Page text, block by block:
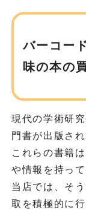
バーコー
味の本の
現代の学術研
門書が出版され
これらの書籍
や情報を持っ
当店では、そ
取を積極的に